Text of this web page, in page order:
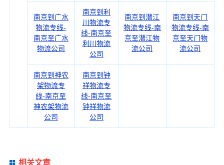
南京到广水
物流专线-
南京至广水
物流公司
南京到利
川物流专
线-南京至
利川物流
公司
南京到潜江
物流专线-南
京至潜江物
流公司
南京到天门
物流专线-南
京至天门物
流公司
南京到神农
架物流专
线-南京至
神农架物流
公司
南京到钟
祥物流专
线-南京至
钟祥物流
公司
相关文章